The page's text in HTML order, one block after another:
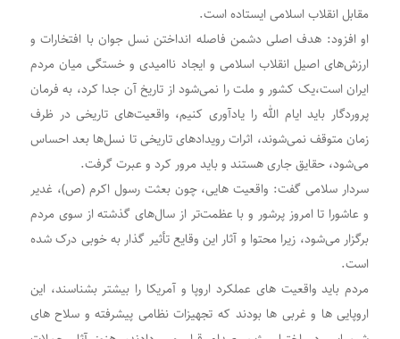
مقابل انقلاب اسلامی ایستاده است.
او افزود: هدف اصلی دشمن فاصله انداختن نسل جوان با افتخارات و
ارزش‌های اصیل انقلاب اسلامی و ایجاد ناامیدی و خستگی میان مردم
ایران است،یک کشور و ملت را نمی‌شود از تاریخ آن جدا کرد، به فرمان
پروردگار باید ایام الله را یادآوری کنیم، واقعیت‌های تاریخی در ظرف
زمان متوقف نمی‌شوند، اثرات رویداد‌های تاریخی تا نسل‌ها بعد احساس
می‌شود، حقایق جاری هستند و باید مرور کرد و عبرت گرفت.
سردار سلامی گفت: واقعیت هایی، چون بعثت رسول اکرم (ص)، غدیر
و عاشورا تا امروز پرشور و با عظمت‌تر از سال‌های گذشته از سوی مردم
برگزار می‌شود، زیرا محتوا و آثار این وقایع تأثیر گذار به خوبی درک شده
است.
مردم باید واقعیت های عملکرد اروپا و آمریکا را بیشتر بشناسند، این
اروپایی ها و غربی ها بودند که تجهیزات نظامی پیشرفته و سلاح های